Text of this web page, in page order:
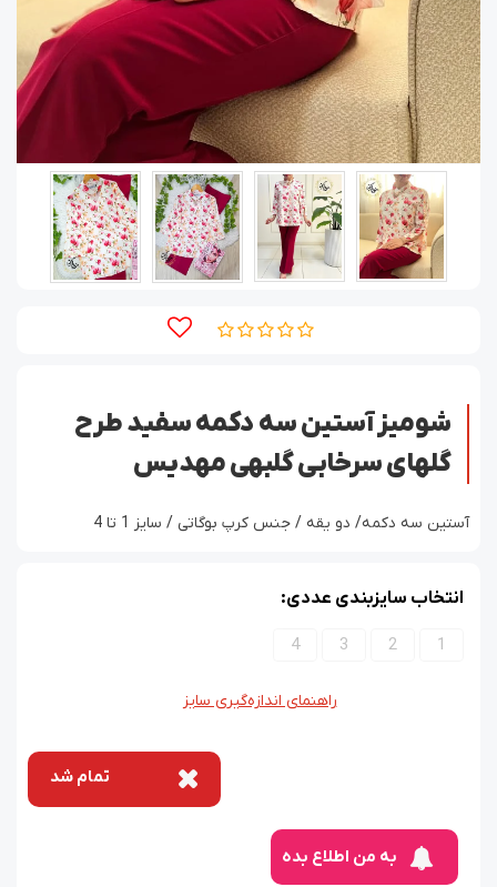
شومیز آستین سه دکمه سفید طرح
گلهای سرخابی گلبهی مهدیس
آستین سه دکمه/ دو یقه / جنس کرپ بوگاتی / سایز 1 تا 4
انتخاب سایزبندی عددی:
1
2
3
4
راهنمای اندازه‌گیری سایز
تمام شد
به من اطلاع بده